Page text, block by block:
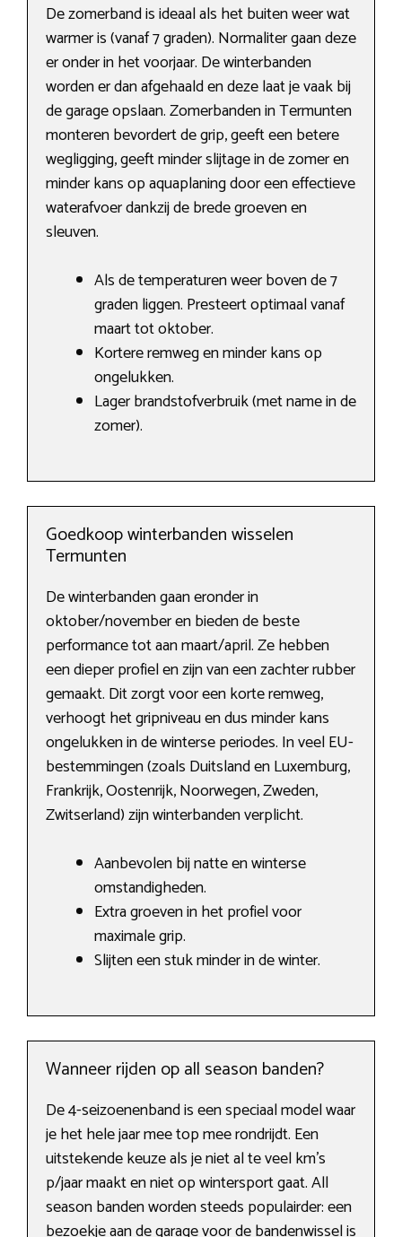
De zomerband is ideaal als het buiten weer wat
warmer is (vanaf 7 graden). Normaliter gaan deze
er onder in het voorjaar. De winterbanden
worden er dan afgehaald en deze laat je vaak bij
de garage opslaan. Zomerbanden in Termunten
monteren bevordert de grip, geeft een betere
wegligging, geeft minder slijtage in de zomer en
minder kans op aquaplaning door een effectieve
waterafvoer dankzij de brede groeven en
sleuven.
Als de temperaturen weer boven de 7
graden liggen. Presteert optimaal vanaf
maart tot oktober.
Kortere remweg en minder kans op
ongelukken.
Lager brandstofverbruik (met name in de
zomer).
Goedkoop winterbanden wisselen
Termunten
De winterbanden gaan eronder in
oktober/november en bieden de beste
performance tot aan maart/april. Ze hebben
een dieper profiel en zijn van een zachter rubber
gemaakt. Dit zorgt voor een korte remweg,
verhoogt het gripniveau en dus minder kans
ongelukken in de winterse periodes. In veel EU-
bestemmingen (zoals Duitsland en Luxemburg,
Frankrijk, Oostenrijk, Noorwegen, Zweden,
Zwitserland) zijn winterbanden verplicht.
Aanbevolen bij natte en winterse
omstandigheden.
Extra groeven in het profiel voor
maximale grip.
Slijten een stuk minder in de winter.
Wanneer rijden op all season banden?
De 4-seizoenenband is een speciaal model waar
je het hele jaar mee top mee rondrijdt. Een
uitstekende keuze als je niet al te veel km’s
p/jaar maakt en niet op wintersport gaat. All
season banden worden steeds populairder: een